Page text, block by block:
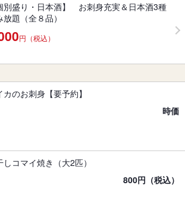
別盛り・日本酒】 お刺身充実＆日本酒3種
放題（全８品）
円（税込）
カのお刺身【要予約】
時価
しコマイ焼き（大2匹）
800円（税込）